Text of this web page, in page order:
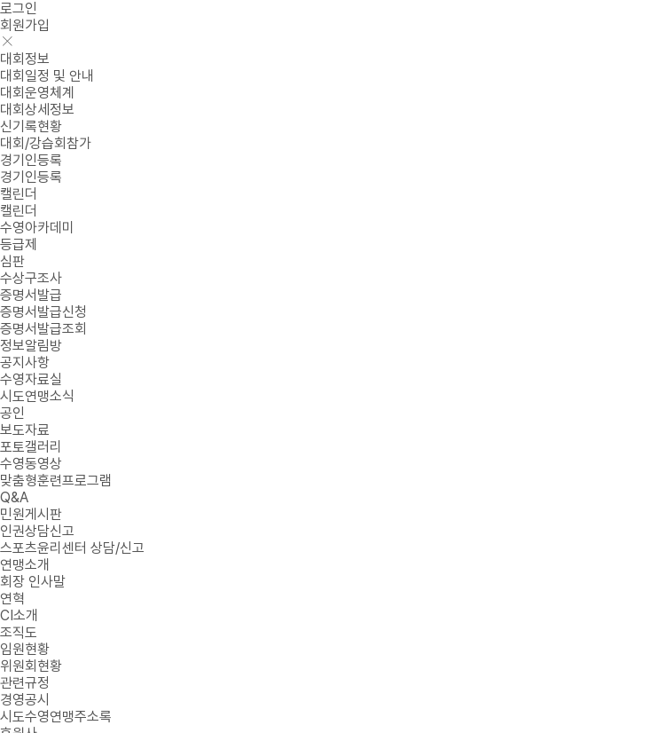
로그인
회원가입
대회정보
대회일정 및 안내
대회운영체계
대회상세정보
신기록현황
대회/강습회참가
경기인등록
경기인등록
캘린더
캘린더
수영아카데미
등급제
심판
수상구조사
증명서발급
증명서발급신청
증명서발급조회
정보알림방
공지사항
수영자료실
시도연맹소식
공인
보도자료
포토갤러리
수영동영상
맞춤형훈련프로그램
Q&A
민원게시판
인권상담신고
스포츠윤리센터 상담/신고
연맹소개
회장 인사말
연혁
CI소개
조직도
임원현황
위원회현황
관련규정
경영공시
시도수영연맹주소록